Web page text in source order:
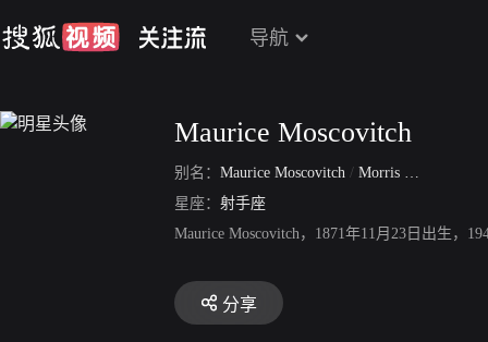
导航
Maurice Moscovitch
别名： Maurice Moscovitch / Morris Maaskov
星座： 射手座
Maurice Moscovitch，1871年11月23日出生，
分享